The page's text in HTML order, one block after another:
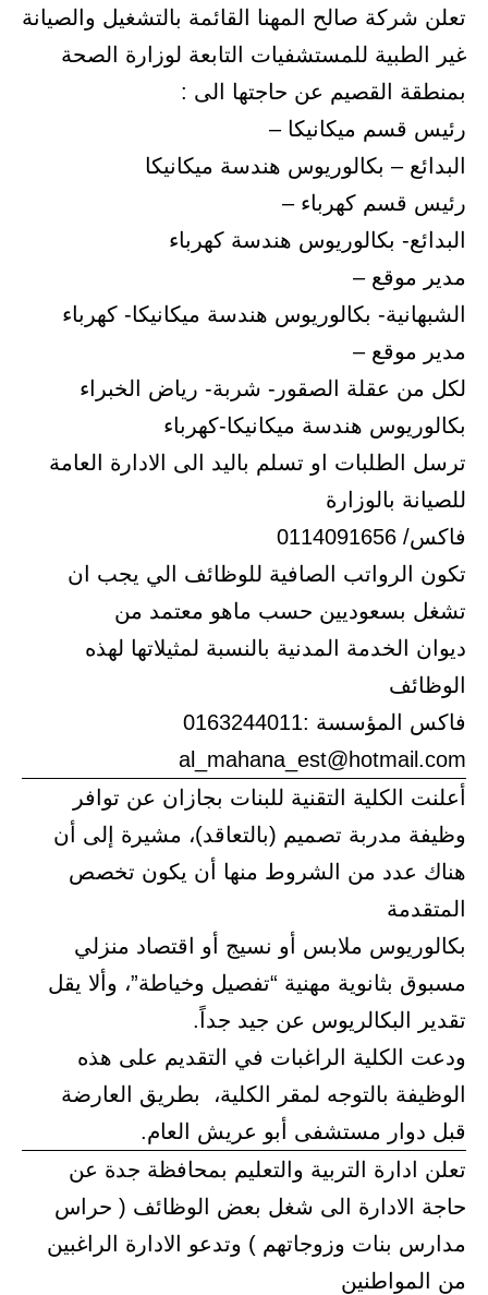
تعلن شركة صالح المهنا القائمة بالتشغيل والصيانة
غير الطبية للمستشفيات التابعة لوزارة الصحة
بمنطقة القصيم عن حاجتها الى :
رئيس قسم ميكانيكا –
البدائع – بكالوريوس هندسة ميكانيكا
رئيس قسم كهرباء –
البدائع- بكالوريوس هندسة كهرباء
مدير موقع –
الشبهانية- بكالوريوس هندسة ميكانيكا- كهرباء
مدير موقع –
لكل من عقلة الصقور- شربة- رياض الخبراء
بكالوريوس هندسة ميكانيكا-كهرباء
ترسل الطلبات او تسلم باليد الى الادارة العامة
للصيانة بالوزارة
فاكس/ 0114091656
تكون الرواتب الصافية للوظائف الي يجب ان
تشغل بسعوديين حسب ماهو معتمد من
ديوان الخدمة المدنية بالنسبة لمثيلاتها لهذه
الوظائف
فاكس المؤسسة :0163244011
al_mahana_est@hotmail.com
أعلنت الكلية التقنية للبنات بجازان عن توافر
وظيفة مدربة تصميم (بالتعاقد)، مشيرة إلى أن
هناك عدد من الشروط منها أن يكون تخصص
المتقدمة
بكالوريوس ملابس أو نسيج أو اقتصاد منزلي
مسبوق بثانوية مهنية “تفصيل وخياطة”، وألا يقل
تقدير البكالريوس عن جيد جداً.
ودعت الكلية الراغبات في التقديم على هذه
الوظيفة بالتوجه لمقر الكلية، بطريق العارضة
قبل دوار مستشفى أبو عريش العام.
تعلن ادارة التربية والتعليم بمحافظة جدة عن
حاجة الادارة الى شغل بعض الوظائف ( حراس
مدارس بنات وزوجاتهم ) وتدعو الادارة الراغبين
من المواطنين